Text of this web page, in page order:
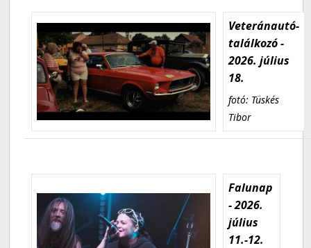
Veteránautó-
találkozó -
2026. július
18.
fotó: Tüskés
Tibor
Falunap
- 2026.
július
11.-12.